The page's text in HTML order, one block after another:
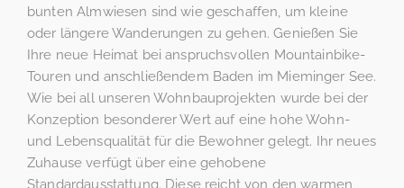
bunten Almwiesen sind wie geschaffen, um kleine
oder längere Wanderungen zu gehen. Genießen Sie
Ihre neue Heimat bei anspruchsvollen Mountainbike-
Touren und anschließendem Baden im Mieminger See.
Wie bei all unseren Wohnbauprojekten wurde bei der
Konzeption besonderer Wert auf eine hohe Wohn-
und Lebensqualität für die Bewohner gelegt. Ihr neues
Zuhause verfügt über eine gehobene
Standardausstattung. Diese reicht von den warmen